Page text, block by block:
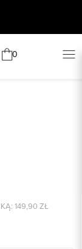
0
149,90 ZŁ